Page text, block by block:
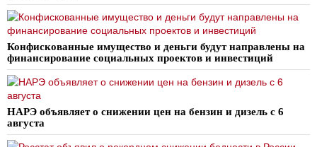
Конфискованные имущество и деньги будут направлены на
финансирование социальных проектов и инвестиций
НАРЭ объявляет о снижении цен на бензин и дизель с 6
августа